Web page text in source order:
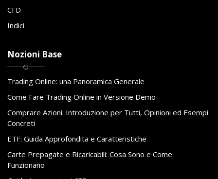
CFD
Indici
Nozioni Base
Trading Online: una Panoramica Generale
Come Fare Trading Online in Versione Demo
Comprare Azioni: Introduzione per Tutti, Opinioni ed Esempi
Concreti
ETF: Guida Approfondita e Caratteristiche
Carte Prepagate e Ricaricabili: Cosa Sono e Come
Funzionano